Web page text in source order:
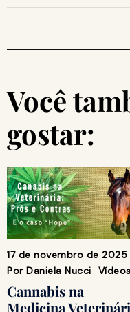
Você
gostar:
17 de novembro de 2025
Por Daniela Nucci Vídeos
Cannabis na
Medicina